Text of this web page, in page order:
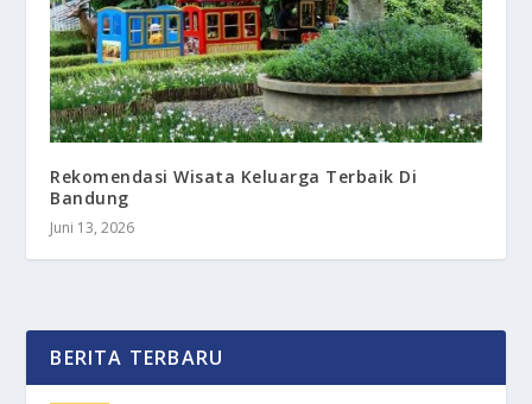
Rekomendasi Wisata Keluarga Terbaik Di
Bandung
Juni 13, 2026
BERITA TERBARU